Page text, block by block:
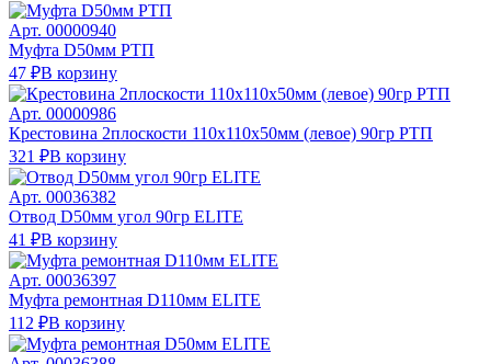
Арт. 00000940
Муфта D50мм РТП
47 ₽В корзину
Арт. 00000986
Крестовина 2плоскости 110х110х50мм (левое) 90гр РТП
321 ₽В корзину
Арт. 00036382
Отвод D50мм угол 90гр ELITE
41 ₽В корзину
Арт. 00036397
Муфта ремонтная D110мм ELITE
112 ₽В корзину